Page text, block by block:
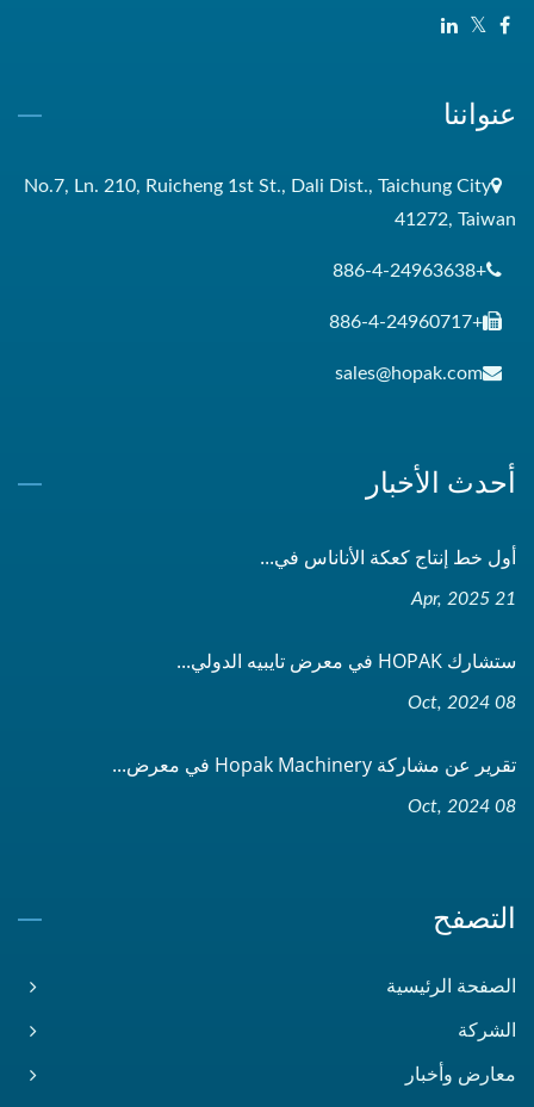
عنواننا
No.7, Ln. 210, Ruicheng 1st St., Dali Dist., Taichung City
41272, Taiwan
+886-4-24963638
+886-4-24960717
sales@hopak.com
أحدث الأخبار
أول خط إنتاج كعكة الأناناس في...
21 Apr, 2025
ستشارك HOPAK في معرض تايبيه الدولي...
08 Oct, 2024
تقرير عن مشاركة Hopak Machinery في معرض...
08 Oct, 2024
التصفح
الصفحة الرئيسية
الشركة
معارض وأخبار